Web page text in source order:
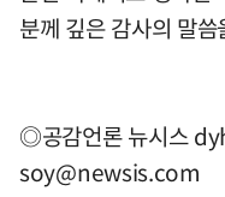
분께 깊은 감사의 말
◎공감언론 뉴시스
soy@newsis.com